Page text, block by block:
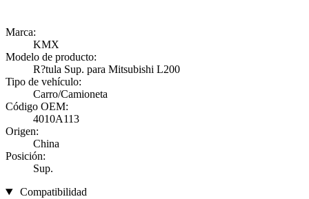
Marca:
KMX
Modelo de producto:
R?tula Sup. para Mitsubishi L200
Tipo de vehículo:
Carro/Camioneta
Código OEM:
4010A113
Origen:
China
Posición:
Sup.
Compatibilidad